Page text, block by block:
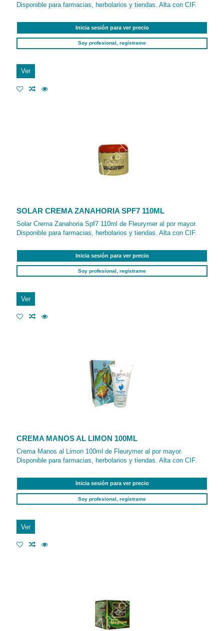
Disponible para farmacias, herbolarios y tiendas. Alta con CIF.
Inicia sesión para ver precio
Soy profesional, regístrame
Ver
SOLAR CREMA ZANAHORIA SPF7 110ML
Solar Crema Zanahoria Spf7 110ml de Fleurymer al por mayor.
Disponible para farmacias, herbolarios y tiendas. Alta con CIF.
Inicia sesión para ver precio
Soy profesional, regístrame
Ver
CREMA MANOS AL LIMON 100ML
Crema Manos al Limon 100ml de Fleurymer al por mayor.
Disponible para farmacias, herbolarios y tiendas. Alta con CIF.
Inicia sesión para ver precio
Soy profesional, regístrame
Ver